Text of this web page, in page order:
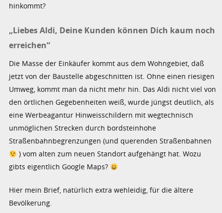
hinkommt?
„Liebes Aldi, Deine Kunden können Dich kaum noch
erreichen“
Die Masse der Einkäufer kommt aus dem Wohngebiet, daß
jetzt von der Baustelle abgeschnitten ist. Ohne einen riesigen
Umweg, kommt man da nicht mehr hin. Das Aldi nicht viel von
den örtlichen Gegebenheiten weiß, wurde jüngst deutlich, als
eine Werbeagantur Hinweisschildern mit wegtechnisch
unmöglichen Strecken durch bordsteinhohe
Straßenbahnbegrenzungen (und querenden Straßenbahnen
) vom alten zum neuen Standort aufgehängt hat. Wozu
gibts eigentlich Google Maps?
Hier mein Brief, natürlich extra wehleidig, für die ältere
Bevölkerung.